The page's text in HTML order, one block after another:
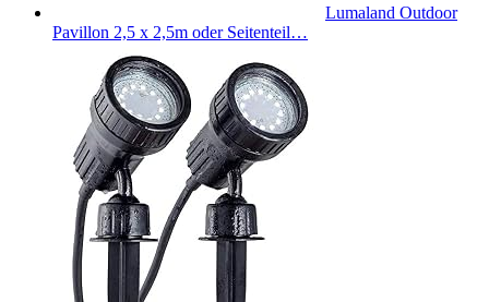
Lumaland Outdoor
Pavillon 2,5 x 2,5m oder Seitenteil…